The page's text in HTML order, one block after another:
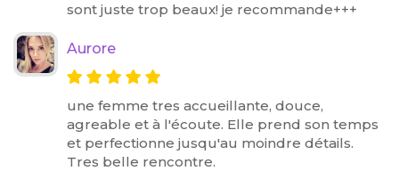
sont juste trop beaux! je recommande+++
Aurore
une femme tres accueillante, douce,
agreable et à l'écoute. Elle prend son temps
et perfectionne jusqu'au moindre détails.
Tres belle rencontre.